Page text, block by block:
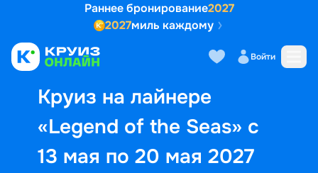
Раннее бронирование2027
2027миль каждому
Войти
Круиз на лайнере
«Legend of the Seas» с
13 мая по 20 мая 2027
Выбор кают Маршрут и